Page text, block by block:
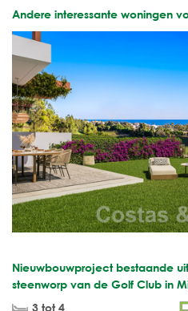
Andere interessante woningen
Nieuwbouwproject bestaande
steenworp van de Golf Club in
3 tot 4